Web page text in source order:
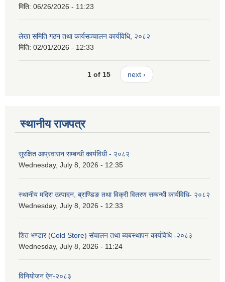
मिति: 06/26/2026 - 11:23
लेखा समिति गठन तथा कार्यसञ्चालन कार्यविधि, २०८२
मिति: 02/01/2026 - 12:33
1 of 15 next ›
स्थानीय राजपत्र
सुरक्षित आप्रवासन सम्बन्धी कार्यविधी - २०८२
Wednesday, July 8, 2026 - 12:35
स्थानीय मदिरा उत्पादन, ब्राण्डिङ तथा विक्री वितरण सम्बन्धी कार्यविधि- २०८२
Wednesday, July 8, 2026 - 12:33
शित भण्डार (Cold Store) संचालन तथा ब्यबस्थापन कार्यविधि -२०८३
Wednesday, July 8, 2026 - 11:24
विनियोजन ऐन-२०८३